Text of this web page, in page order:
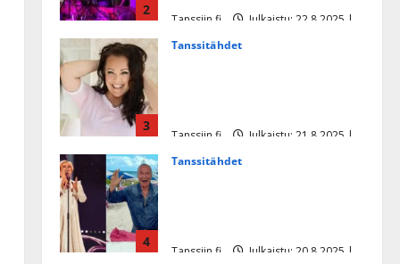
2
Tanssiin.fi
Julkaistu: 22.8.2025 |
3
Tanssitähdet
Tanssiin.fi
Julkaistu: 21.8.2025 |
4
Tanssitähdet
Tanssiin.fi
Julkaistu: 20.8.2025 |